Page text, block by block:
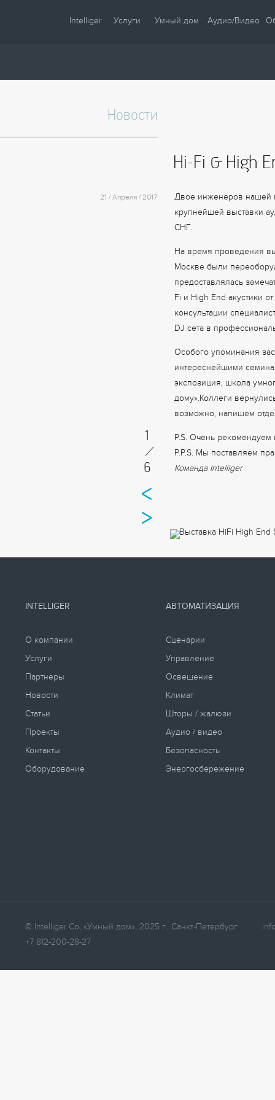
Intelliger
Партнеры
Услуги
Монтаж
Настройка
Умный дом
Управление
Климат
Аудио / Видео
Энергосбережение
Аудио/Видео
Новости
Hi-Fi & High
21 / Апреля / 2017
Двое инженеров нашей
крупнейшей выставки
СНГ.
На время проведения
Москве были
предоставлялась
Fi и High End акустики
консультации
DJ сета в
Особого упоминания
интереснейшими
экспозиция, школа
дому».Коллеги
возможно, напишем
P.S. Очень
P.P.S. Мы поставляем
Команда Intelliger
1
/
6
INTELLIGER
О компании
Услуги
Партнеры
Новости
Статьи
Проекты
Контакты
Оборудование
АВТОМАТИЗАЦИЯ
Сценарии
Управление
Освещение
Климат
Шторы / жалюзи
Аудио / видео
Безопасность
Энергосбережение
© Intelliger Co, «Умный дом», 2025 г., Санкт-Петербург
+7 812-200-28-27